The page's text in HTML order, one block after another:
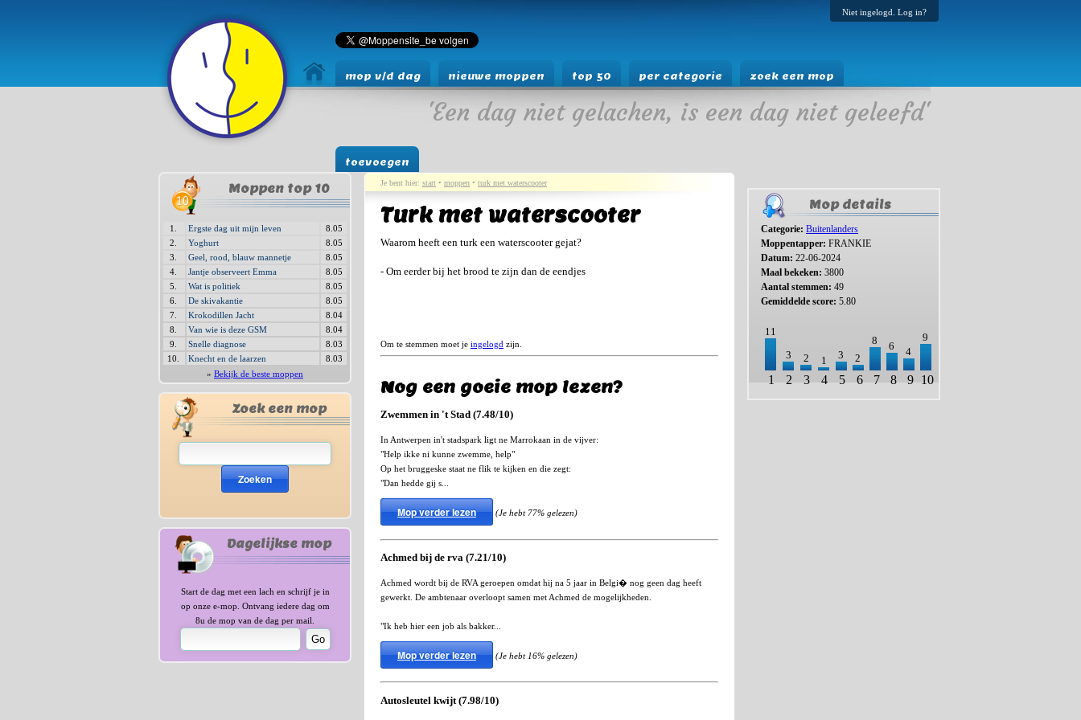
Niet ingelogd. Log in?
mop v/d dag nieuwe moppen top 50 per categorie zoek een mop
toevoegen
'Een dag niet gelachen, is een dag niet geleefd'
Moppen top 10
1. Ergste dag uit mijn leven
8.05
2.
Yoghurt
8.05
3.
Geel, rood, blauw mannetje
8.05
4.
Jantje observeert Emma
8.05
5.
Wat is politiek
8.05
6.
De skivakantie
8.05
7.
Krokodillen Jacht
8.04
8.
Van wie is deze GSM
8.04
9.
Snelle diagnose
8.03
10.
Knecht en de laarzen
8.03
» Bekijk de beste moppen
Zoek een mop
Zoeken
Dagelijkse mop
Start de dag met een lach en schrijf je in
op onze e-mop. Ontvang iedere dag om
8u de mop van de dag per mail.
Je bent hier: start • moppen • turk met waterscooter
Turk met waterscooter
Waarom heeft een turk een waterscooter gejat?
- Om eerder bij het brood te zijn dan de eendjes
Om te stemmen moet je ingelogd zijn.
Nog een goeie mop lezen?
Zwemmen in 't Stad (7.48/10)
In Antwerpen in't stadspark ligt ne Marrokaan in de vijver:
"Help ikke ni kunne zwemme, help"
Op het bruggeske staat ne flik te kijken en die zegt:
"Dan hedde gij s...
Mop verder lezen (Je hebt 77% gelezen)
Achmed bij de rva (7.21/10)
Achmed wordt bij de RVA geroepen omdat hij na 5 jaar in Belgi� nog geen dag heeft
gewerkt. De ambtenaar overloopt samen met Achmed de mogelijkheden.
"Ik heb hier een job als bakker...
Mop verder lezen (Je hebt 16% gelezen)
Autosleutel kwijt (7.98/10)
Mop details
Categorie: Buitenlanders
Moppentapper: FRANKIE
Datum: 22-06-2024
Maal bekeken: 3800
Aantal stemmen: 49
Gemiddelde score: 5.80
11
3
2 1 3 2
8 6 4
9
1 2 3 4 5 6 7 8 9 10